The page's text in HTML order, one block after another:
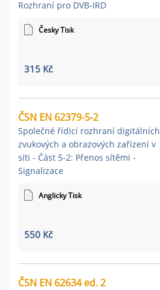
Rozhraní pro DVB-IRD
Česky Tisk
315 Kč
ČSN EN 62379-5-2
Společné řídicí rozhraní digitálních
zvukových a obrazových zařízení v
síti - Část 5-2: Přenos sítěmi -
Signalizace
Anglicky Tisk
550 Kč
ČSN EN 62634 ed. 2